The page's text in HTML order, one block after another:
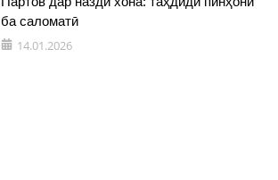
ба саломатӣ
14.01.2026